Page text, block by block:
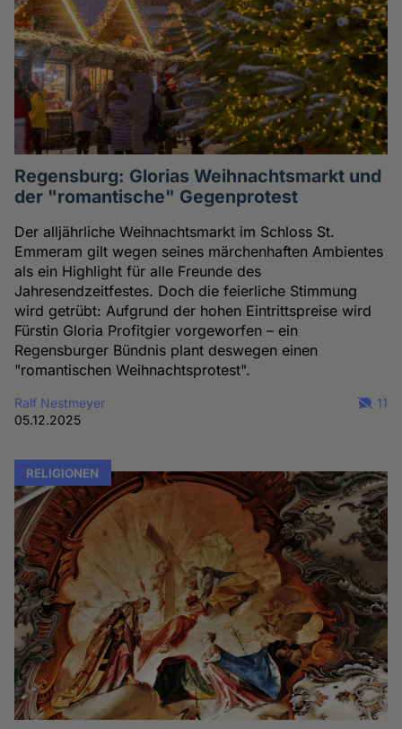
Regensburg: Glorias Weihnachtsmarkt und
der "romantische" Gegenprotest
Der alljährliche Weihnachtsmarkt im Schloss St.
Emmeram gilt wegen seines märchenhaften Ambientes
als ein Highlight für alle Freunde des
Jahresendzeitfestes. Doch die feierliche Stimmung
wird getrübt: Aufgrund der hohen Eintrittspreise wird
Fürstin Gloria Profitgier vorgeworfen – ein
Regensburger Bündnis plant deswegen einen
"romantischen Weihnachtsprotest".
Ralf Nestmeyer
05.12.2025
11
RELIGIONEN